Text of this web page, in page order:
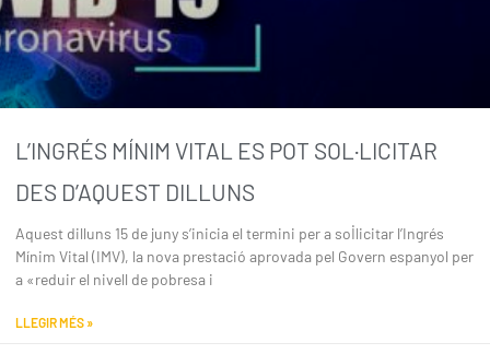
L’INGRÉS MÍNIM VITAL ES POT SOL·LICITAR
DES D’AQUEST DILLUNS
Aquest dilluns 15 de juny s’inicia el termini per a sol·licitar l’Ingrés
Mínim Vital (IMV), la nova prestació aprovada pel Govern espanyol per
a «reduir el nivell de pobresa i
LLEGIR MÉS »